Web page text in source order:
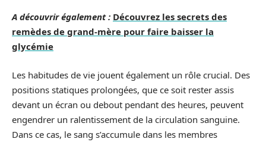
A découvrir également : Découvrez les secrets des
remèdes de grand-mère pour faire baisser la
glycémie
Les habitudes de vie jouent également un rôle crucial. Des
positions statiques prolongées, que ce soit rester assis
devant un écran ou debout pendant des heures, peuvent
engendrer un ralentissement de la circulation sanguine.
Dans ce cas, le sang s’accumule dans les membres